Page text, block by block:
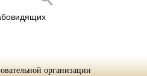
прошли занятия для учащихся
организации